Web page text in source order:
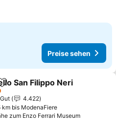
Preise sehen
Zu Favoriten hinzufügen
San Filippo Neri
Gut
4.422
km bis ModenaFiere
zum Enzo Ferrari MuseumPreise